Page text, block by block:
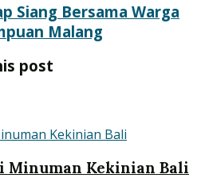
Siang Bersama Warga
Malang
post
Minuman Kekinian Bali